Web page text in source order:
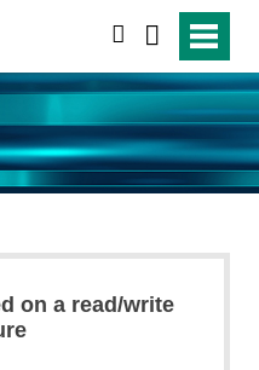
on a read/write